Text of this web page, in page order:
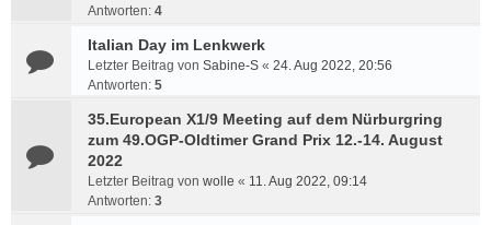
Antworten: 4
Italian Day im Lenkwerk
Letzter Beitrag von Sabine-S « 24. Aug 2022, 20:56
Antworten: 5
35.European X1/9 Meeting auf dem Nürburgring
zum 49.OGP-Oldtimer Grand Prix 12.-14. August
2022
Letzter Beitrag von wolle « 11. Aug 2022, 09:14
Antworten: 3